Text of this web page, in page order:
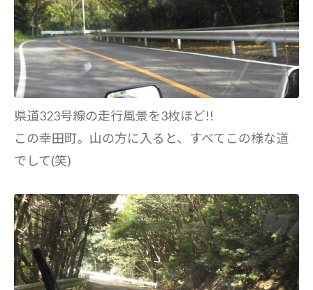
県道323号線の走行風景を3枚ほど!!
この幸田町。山の方に入ると、すべてこの様な道
でして(笑)